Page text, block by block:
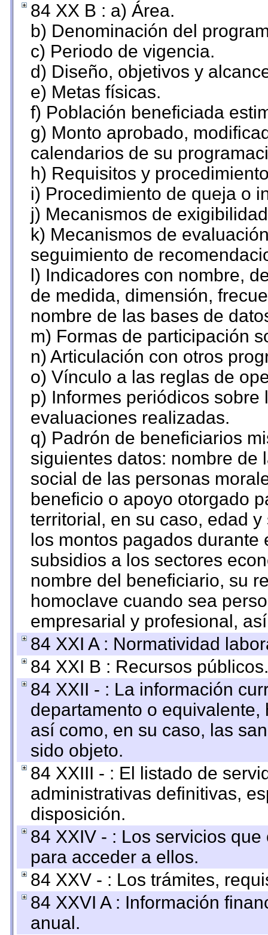
84 XX B : a) Área.
b) Denominación del
c) Periodo de vigencia.
d) Diseño, objetivos y
e) Metas físicas.
f) Población beneficiada
g) Monto aprobado,
calendarios de su
h) Requisitos y
i) Procedimiento de queja o
j) Mecanismos de
k) Mecanismos de
seguimiento de
l) Indicadores con nombre,
de medida, dimensión,
nombre de las bases de
m) Formas de participación
n) Articulación con otros
o) Vínculo a las reglas de
p) Informes periódicos
evaluaciones realizadas.
q) Padrón de beneficiarios
siguientes datos: nombre de
social de las personas
beneficio o apoyo otorgado
territorial, en su caso, edad
los montos pagados
subsidios a los sectores
nombre del beneficiario, su
homoclave cuando sea
empresarial y profesional,
84 XXI A : Normatividad
84 XXI B : Recursos públicos.
84 XXII - : La información
departamento o
así como, en su caso, las
sido objeto.
84 XXIII - : El listado de
administrativas definitivas,
disposición.
84 XXIV - : Los servicios
para acceder a ellos.
84 XXV - : Los trámites,
84 XXVI A : Información
anual.